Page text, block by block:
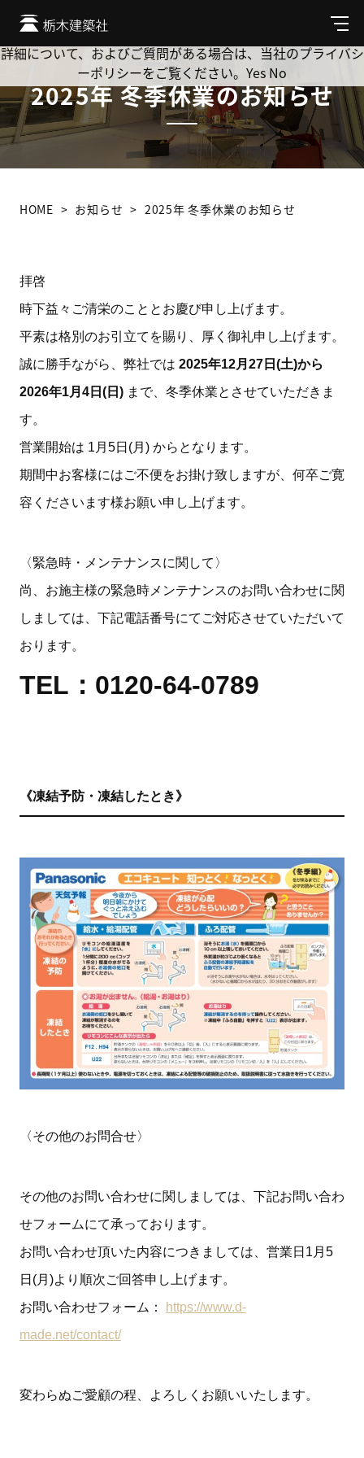
メ
ニ
ュ
2025年 冬季休業のお知らせ
HOME お知らせ 2025年 冬季休業のお知らせ
拝啓
時下益々ご清栄のこととお慶び申し上げます。
平素は格別のお引立てを賜り、厚く御礼申し上げます。
誠に勝手ながら、弊社では 2025年12月27日(土)から
2026年1月4日(日) まで、冬季休業とさせていただきま
す。
営業開始は 1月5日(月) からとなります。
期間中お客様にはご不便をお掛け致しますが、何卒ご寛
容くださいます様お願い申し上げます。
〈緊急時・メンテナンスに関して〉
尚、お施主様の緊急時メンテナンスのお問い合わせに関
しましては、下記電話番号にてご対応させていただいて
おります。
TEL：0120-64-0789
《凍結予防・凍結したとき》
〈その他のお問合せ〉
その他のお問い合わせに関しましては、下記お問い合わ
せフォームにて承っております。
お問い合わせ頂いた内容につきましては、営業日1月5
日(月)より順次ご回答申し上げます。
お問い合わせフォーム：
https://www.d-
made.net/contact/
変わらぬご愛顧の程、よろしくお願いいたします。
Cookie を使用して、お客様の活動を追跡してもよろしいです
か? 当社ではお客様のプライバシーを極めて重視しています。
詳細について、およびご質問がある場合は、当社のプライバシ
ーポリシーをご覧ください。 Yes No